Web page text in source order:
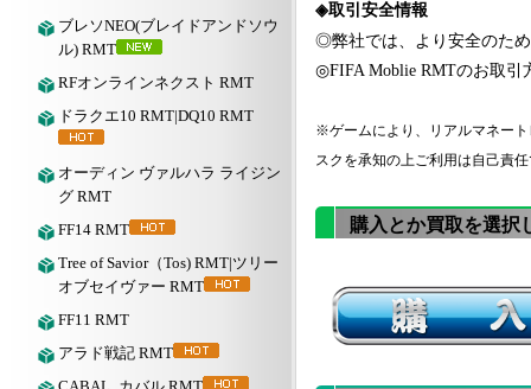
ブレソNEO(ブレイドアンドソウ
ル) RMT
RFオンラインネクスト RMT
ドラクエ10 RMT|DQ10 RMT
オーディン ヴァルハラ ライジン
グ RMT
FF14 RMT
Tree of Savior（Tos) RMT|ツリー
オブセイヴァー RMT
FF11 RMT
アラド戦記 RMT
◈取引安全情報
◎弊社では、より安全のた
◎FIFA Moblie RMTのお取引
※ゲームにより、リアルマネー
スクを承知の上ご利用は自己責
購入とか買取を選択